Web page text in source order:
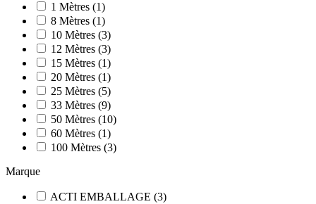
1 Mètres (1)
8 Mètres (1)
10 Mètres (3)
12 Mètres (3)
15 Mètres (1)
20 Mètres (1)
25 Mètres (5)
33 Mètres (9)
50 Mètres (10)
60 Mètres (1)
100 Mètres (3)
Marque
ACTI EMBALLAGE (3)